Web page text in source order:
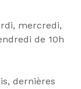
mercredi,
de 10h
dernières